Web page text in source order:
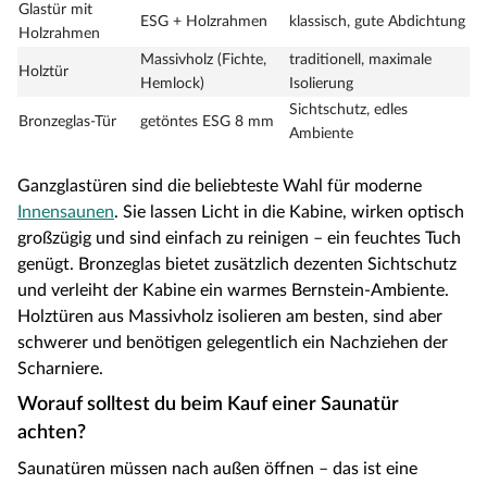
Glastür mit
Holzrahmen
ESG + Holzrahmen klassisch, gute Abdichtung
Holztür
Massivholz (Fichte,
Hemlock)
traditionell, maximale
Isolierung
Bronzeglas-Tür getöntes ESG 8 mm
Sichtschutz, edles
Ambiente
Ganzglastüren sind die beliebteste Wahl für moderne
Innensaunen. Sie lassen Licht in die Kabine, wirken optisch
großzügig und sind einfach zu reinigen – ein feuchtes Tuch
genügt. Bronzeglas bietet zusätzlich dezenten Sichtschutz
und verleiht der Kabine ein warmes Bernstein-Ambiente.
Holztüren aus Massivholz isolieren am besten, sind aber
schwerer und benötigen gelegentlich ein Nachziehen der
Scharniere.
Worauf solltest du beim Kauf einer Saunatür
achten?
Saunatüren müssen nach außen öffnen – das ist eine